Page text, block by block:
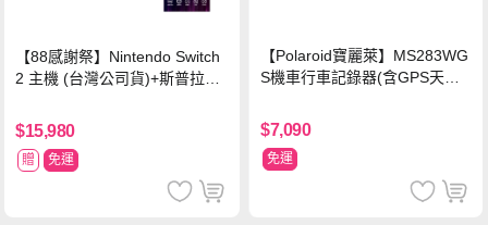
【88感謝祭】Nintendo Switch
2 主機 (台灣公司貨)+斯普拉遁
$15,980
贈 免運
【Polaroid寶麗萊】MS283WG
S機車行車記錄器(含GPS天線)-
新小蜂鷹)
$7,090
免運